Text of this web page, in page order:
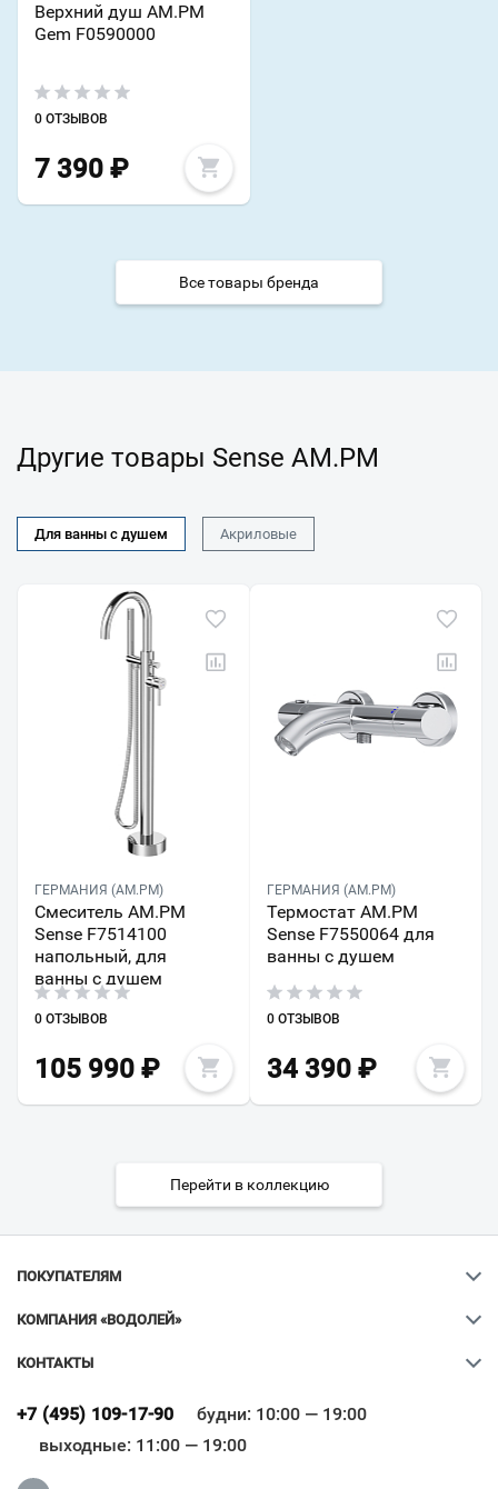
Верхний душ AM.PM
Gem F0590000
0 ОТЗЫВОВ
7 390 ₽
Все товары бренда
Другие товары Sense AM.PM
Для ванны с душем Акриловые
ГЕРМАНИЯ (AM.PM)
Смеситель AM.PM
Sense F7514100
напольный, для
ванны с душем
0 ОТЗЫВОВ
105 990 ₽
ГЕРМАНИЯ (AM.PM)
Термостат AM.PM
Sense F7550064 для
ванны с душем
0 ОТЗЫВОВ
34 390₽
Перейти в коллекцию
ПОКУПАТЕЛЯМ
КОМПАНИЯ «ВОДОЛЕЙ»
КОНТАКТЫ
+7 (495) 109-17-90
будни: 10:00 — 19:00
выходные: 11:00 — 19:00
Всё верно